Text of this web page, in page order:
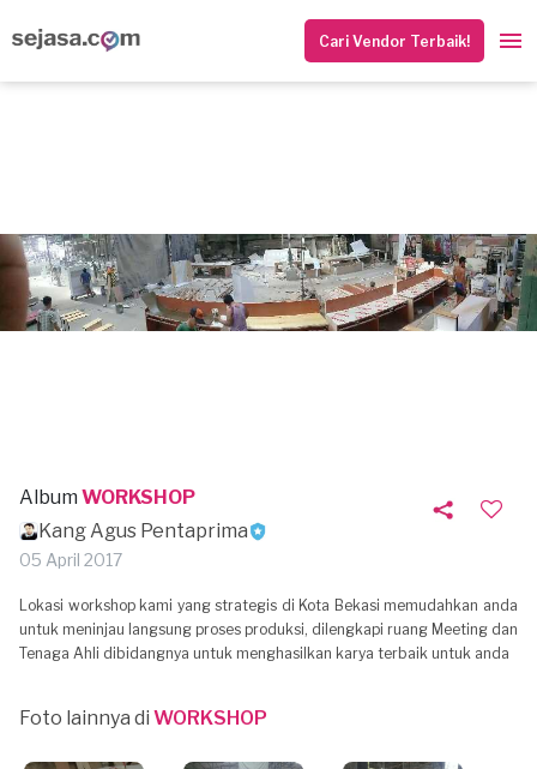
Cari Vendor Terbaik!
Album WORKSHOP
Kang Agus Pentaprima
05 April 2017
Lokasi workshop kami yang strategis di Kota Bekasi memudahkan anda
untuk meninjau langsung proses produksi, dilengkapi ruang Meeting dan
Tenaga Ahli dibidangnya untuk menghasilkan karya terbaik untuk anda
Foto lainnya di WORKSHOP